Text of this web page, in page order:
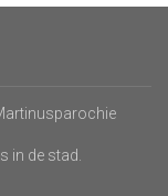
in de stad.